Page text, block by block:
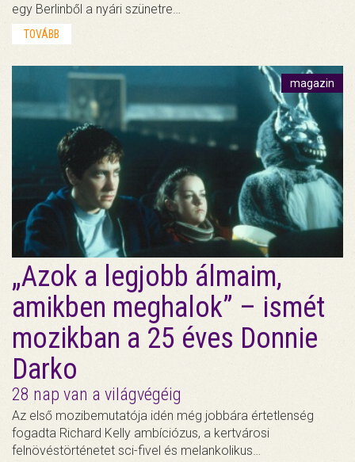
egy Berlinből a nyári szünetre…
TOVÁBB
magazin
„Azok a legjobb álmaim,
amikben meghalok” – ismét
mozikban a 25 éves Donnie
Darko
28 nap van a világvégéig
Az első mozibemutatója idén még jobbára értetlenség
fogadta Richard Kelly ambíciózus, a kertvárosi
felnövéstörténetet sci-fivel és melankolikus…